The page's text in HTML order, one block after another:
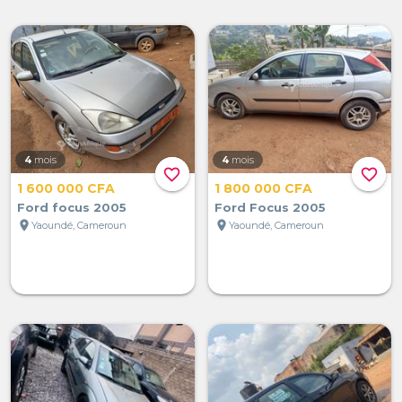
favorite_border
4 mois
1 600 000 CFA
Ford focus 2005
location_on Yaoundé, Cameroun
favorite_border
4 mois
1 800 000 CFA
Ford Focus 2005
location_on Yaoundé, Cameroun